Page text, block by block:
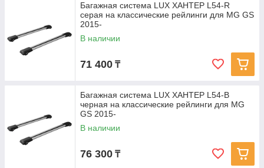
Багажная система LUX ХАНТЕР L54-R
серая на классические рейлинги для MG GS
2015-
В наличии
71 400 ₸
Багажная система LUX ХАНТЕР L54-B
черная на классические рейлинги для MG
GS 2015-
В наличии
76 300 ₸